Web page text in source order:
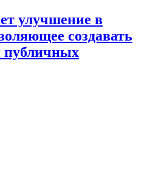
улучшение в
создавать